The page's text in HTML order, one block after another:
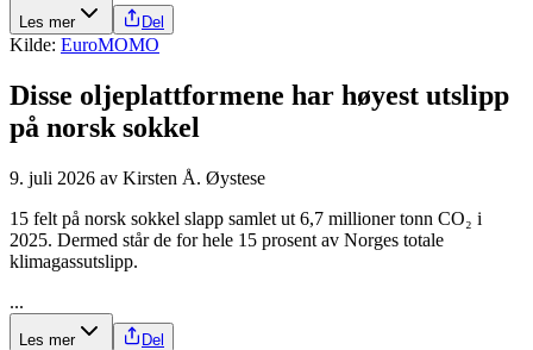
Les mer Del
Kilde: EuroMOMO
Disse olje­plattformene har høyest utslipp
på norsk sokkel
9. juli 2026 av Kirsten Å. Øystese
15 felt på norsk sokkel slapp samlet ut 6,7 millioner tonn CO₂ i
2025. Dermed står de for hele 15 prosent av Norges totale
klimagassutslipp.
...
Les mer Del